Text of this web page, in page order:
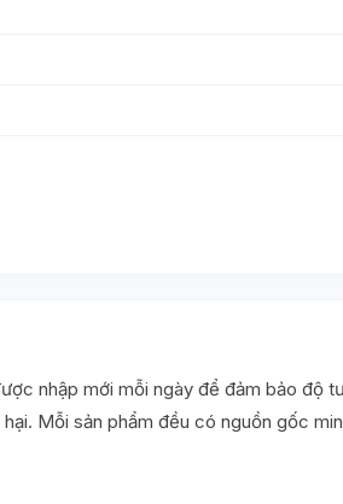
nhập mới mỗi ngày để đảm bảo độ
Mỗi sản phẩm đều có nguồn gốc